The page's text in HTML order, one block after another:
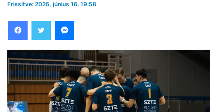
Frissítve: 2026, június 16. 19:58